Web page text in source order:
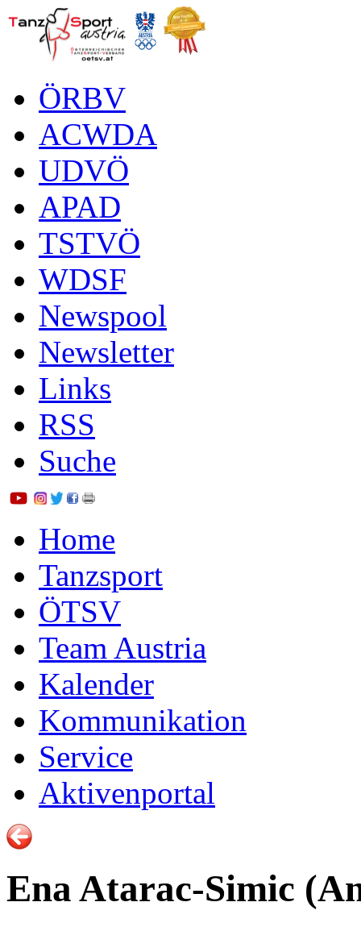
ÖRBV
ACWDA
UDVÖ
APAD
TSTVÖ
WDSF
Newspool
Newsletter
Links
RSS
Suche
Home
Tanzsport
ÖTSV
Team Austria
Kalender
Kommunikation
Service
Aktivenportal
Ena Atarac-Simic